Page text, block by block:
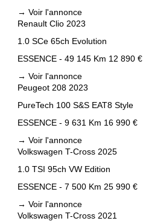
→ Voir l'annonce
Renault Clio 2023
1.0 SCe 65ch Evolution
ESSENCE - 49 145 Km 12 890 €
→ Voir l'annonce
Peugeot 208 2023
PureTech 100 S&S EAT8 Style
ESSENCE - 9 631 Km 16 990 €
→ Voir l'annonce
Volkswagen T-Cross 2025
1.0 TSI 95ch VW Edition
ESSENCE - 7 500 Km 25 990 €
→ Voir l'annonce
Volkswagen T-Cross 2021